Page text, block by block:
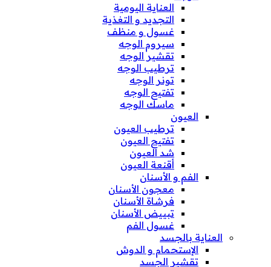
العناية اليومية
التجديد و التغذية
غسول و منظف
سيروم الوجه
تقشير الوجه
ترطيب الوجه
تونر الوجه
تفتيح الوجه
ماسك الوجه
العيون
ترطيب العيون
تفتيح العيون
شد العيون
أقنعة العيون
الفم و الأسنان
معجون الأسنان
فرشاة الأسنان
تبييض الأسنان
غسول الفم
العناية بالجسد
الإستحمام و الدوش
تقشير الجسد